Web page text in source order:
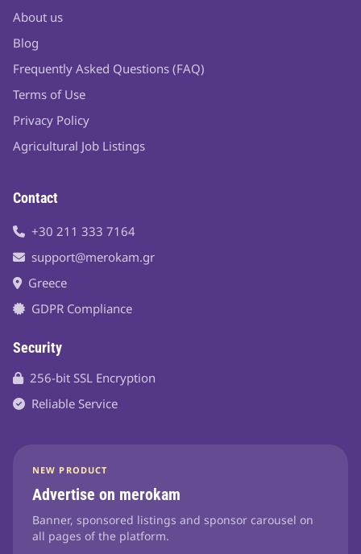
About us
Blog
Frequently Asked Questions (FAQ)
Terms of Use
Privacy Policy
Agricultural Job Listings
Contact
+30 211 333 7164
support@merokam.gr
Greece
GDPR Compliance
Security
256-bit SSL Encryption
Reliable Service
NEW PRODUCT
Advertise on merokam
Banner, sponsored listings and sponsor carousel on
all pages of the platform.